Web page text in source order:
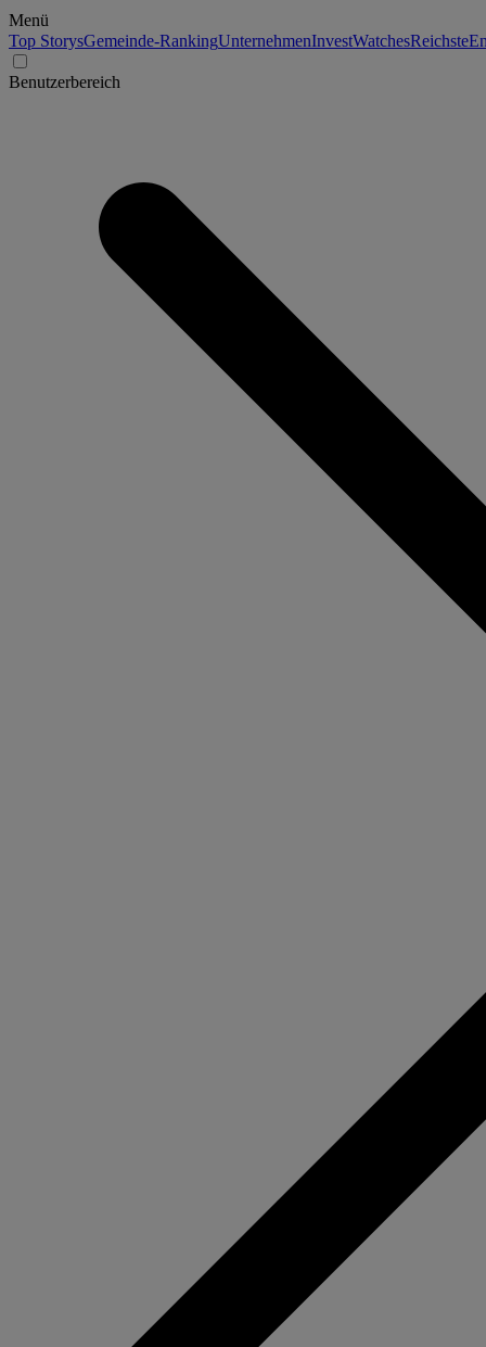
Menü
Top StorysGemeinde-RankingUnternehmenInvestWatchesReichste
Benutzerbereich